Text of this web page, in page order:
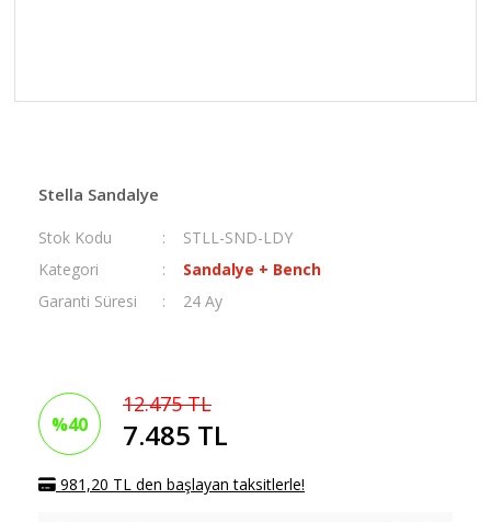
Stella Sandalye
Stok Kodu
STLL-SND-LDY
Kategori
Sandalye + Bench
Garanti Süresi
24 Ay
%40
12.475 TL
7.485 TL
981,20 TL den başlayan taksitlerle!